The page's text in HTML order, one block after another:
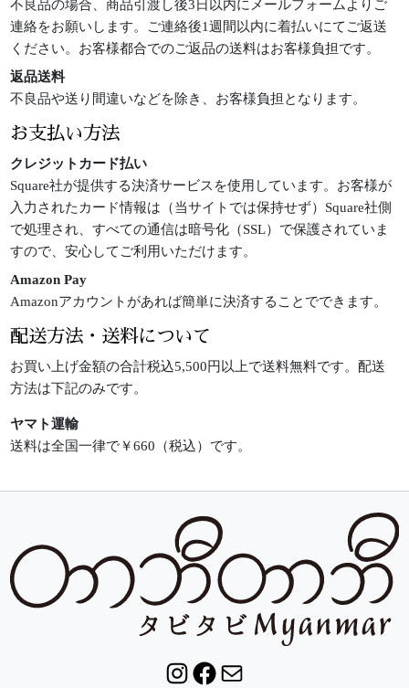
不良品の場合、商品引渡し後3日以内にメールフォームよりご
連絡をお願いします。ご連絡後1週間以内に着払いにてご返送
ください。お客様都合でのご返品の送料はお客様負担です。
返品送料
不良品や送り間違いなどを除き、お客様負担となります。
お支払い方法
クレジットカード払い
Square社が提供する決済サービスを使用しています。お客様が
入力されたカード情報は（当サイトでは保持せず）Square社側
で処理され、すべての通信は暗号化（SSL）で保護されていま
すので、安心してご利用いただけます。
Amazon Pay
Amazonアカウントがあれば簡単に決済することでできます。
配送方法・送料について
お買い上げ金額の合計税込5,500円以上で送料無料です。配送
方法は下記のみです。
ヤマト運輸
送料は全国一律で￥660（税込）です。
Instagram
Facebook
Mail